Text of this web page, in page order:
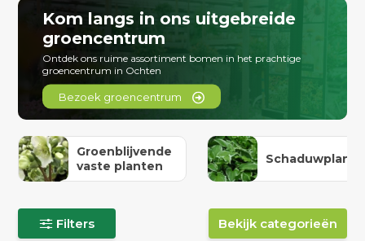
Kom langs in ons uitgebreide
groencentrum
Ontdek ons ruime assortiment bomen in het prachtige
groencentrum in Ochten
Bezoek groencentrum
Groenblijvende
vaste planten
Filters Bekijk categorieën